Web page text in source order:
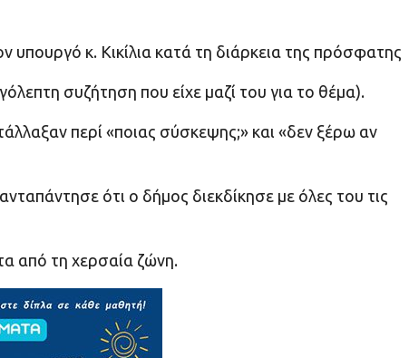
υπουργό κ. Κικίλια κατά τη διάρκεια της πρόσφατης
συζήτηση που είχε μαζί του για το θέμα).
περί «ποιας σύσκεψης;» και «δεν ξέρω αν
ότι ο δήμος διεκδίκησε με όλες του τις
από τη χερσαία ζώνη.